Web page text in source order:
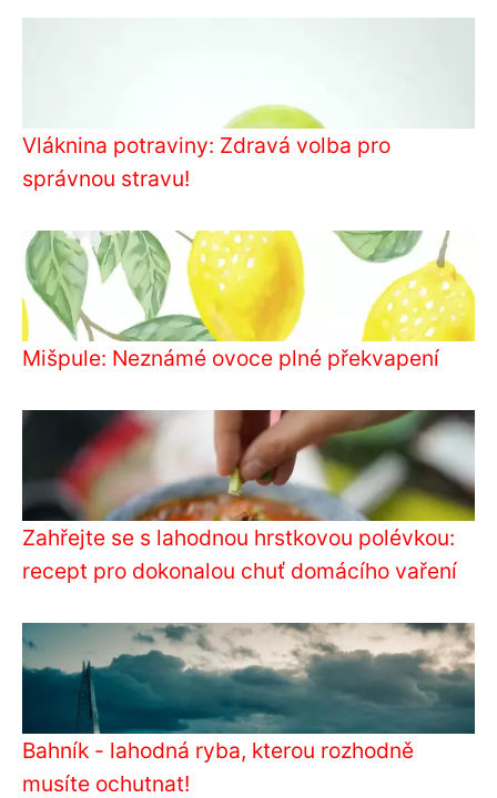
Vláknina potraviny: Zdravá volba pro
správnou stravu!
Mišpule: Neznámé ovoce plné překvapení
Zahřejte se s lahodnou hrstkovou polévkou:
recept pro dokonalou chuť domácího vaření
Bahník - lahodná ryba, kterou rozhodně
musíte ochutnat!